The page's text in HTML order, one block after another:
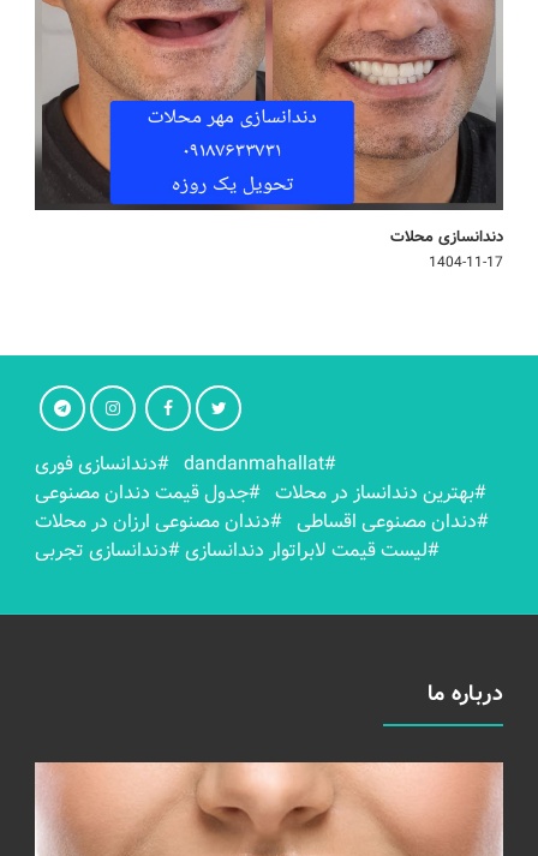
دندانسازی محلات
1404-11-17
#dandanmahallat
#دندانسازی فوری
#بهترين دندانساز در محلات #جدول قیمت دندان مصنوعی
#دندان مصنوعی اقساطی #دندان مصنوعی ارزان در محلات
#لیست قیمت لابراتوار دندانسازی#دندانسازی تجربی
درباره ما